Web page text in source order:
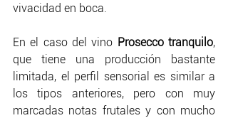
vivacidad en boca.
En el caso del vino Prosecco tranquilo,
que tiene una producción bastante
limitada, el perfil sensorial es similar a
los tipos anteriores, pero con muy
marcadas notas frutales y con mucho